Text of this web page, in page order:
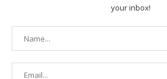
your inbox!